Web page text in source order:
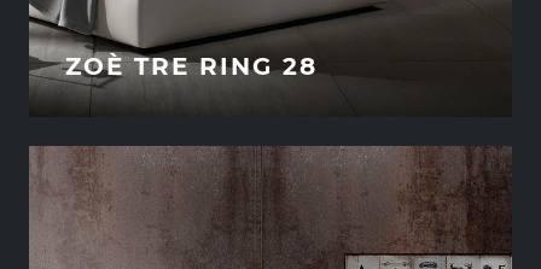
ZOÈ TRE RING 28